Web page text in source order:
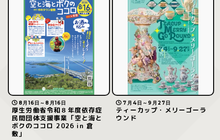
8月16日～8月16日
厚生労働省令和８年度依存症
民間団体支援事業「空と海と
ボクのココロ 2026 in 倉
敷」
7月4日～9月27日
ティーカップ・メリーゴーラ
ウンド